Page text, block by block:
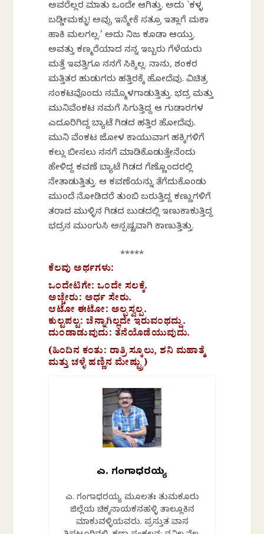
ಅವರೆಲ್ಲರ ಮಾತು ಒಂದೇ ಆಗಿತ್ತು. ಅದು `ಕಳ್ಳ
ಬಡ್ಡೀಮಕ್ಳು! ಅವ್ರು ಇನ್ಮೇಕೆ ಸತ್ರೂ ಇತ್ಲಾಗೆ ಮಕಾ
ಹಾಕಿ ಮಲಗಲ್ಲ.’ ಅದು ನಿಜ ಕೂಡಾ ಆಯ್ತು.
ಅವತ್ತು ಕಣ್ಮರೆಯಾದ ನನ್ನ ಇಬ್ಬರು ಗೆಳೆಯರು
ಮತ್ತೆ ಇವತ್ತಿಗೂ ನನಗೆ ಸಿಕ್ಕಿಲ್ಲ. ನಾನು, ಶಂಕರ
ಮತ್ತಿತರ ಹುಡುಗರು ಹತ್ತಿರಕ್ಕೆ ಹೋದೆವು. ವಿಚಿತ್ರ
ಸಂಕಟವೊಂದು ನಮ್ಮೊಳಗಾಡುತ್ತಿತ್ತು. ಭದ್ರ ಮತ್ತು
ಮುನಿವೆಂಕಟ ನಮಗೆ ಸಿಗುತ್ತಿದ್ದ ಆ ಗುಡಾರಗಳ
ಎದೂರಿಗಿದ್ದ ಬ್ಯಾಟೆ ಗಿಡದ ಹತ್ತಿರ ಹೋದೆವು.
ಮುನಿ ವೆಂಕಟ ಜೋಳ ಕಾಯುವಾಗ ಹಕ್ಕಿಗಳಿಗೆ
ಕಲ್ಲು ಬೀಸಲು ನನಗೆ ಮಾಡಿಕೊಡುತ್ತೇನೆಂದು
ಹೇಳಿದ್ದ ಕವಣೆ ಬ್ಯಾಟೆ ಗಿಡದ ಗೆಣ್ಣೊಂದರಲ್ಲಿ
ನೇತಾಡುತ್ತಿತ್ತು. ಆ ಕವಣೆಯನ್ನು ತೆಗೆದುಕೊಂಡು
ಮುಂದೆ ನೋಡಿದರೆ ತುಂಬಿ ಬರುತ್ತಿದ್ದ ಕಣ್ಣುಗಳಿಗೆ
ತರಾದ ಮುಳ್ಳಿನ ಗಿಡದ ಬುಡದಲ್ಲಿ ಇಣುಕಾಕುತ್ತಿದ್ದ
ಭದ್ರನ ಮುಂಗುಸಿ ಅಸ್ಪಷ್ಟವಾಗಿ ಕಾಣುತ್ತಿತ್ತು.
*****
ಕೆಲವು ಅರ್ಥಗಳು:
ಒಂದೇಟಿಗೇ: ಒಂದೇ ಸಲಕ್ಕೆ.
ಅಚ್ಚೇರು: ಅರ್ಧ ಸೇರು.
ಆಟೋ ಈಟೋ: ಅಲ್ಪಸ್ವಲ್ಪ.
ಕುಲ್ಟಪಲ್ಟ: ಚೆನ್ನಾಗಿಲ್ಲದೇ ಇರುವಂಥದ್ದು.
ದುಂಡಾಡುವುದು: ತೆನೆಯೊಡೆಯುವುದು.
(ಹಿಂದಿನ ಕಂತು: ರಾತ್ರಿ ಸ್ಕೂಲು, ಶನಿ ಮಹಾತ್ಮೆ
ಮತ್ತು ಚಳ್ಳೆ ಹಣ್ಣಿನ ಮೇಷ್ಟ್ರು)
ಎಸ್. ಗಂಗಾಧರಯ್ಯ
ಎಸ್. ಗಂಗಾಧರಯ್ಯ ಮೂಲತಃ ತುಮಕೂರು
ಜಿಲ್ಲೆಯ ಚಿಕ್ಕನಾಯಕನಹಳ್ಳಿ ತಾಲ್ಲೂಕಿನ
ಮಾಕುವಳ್ಳಿಯವರು. ಪ್ರಸ್ತುತ ವಾಸ